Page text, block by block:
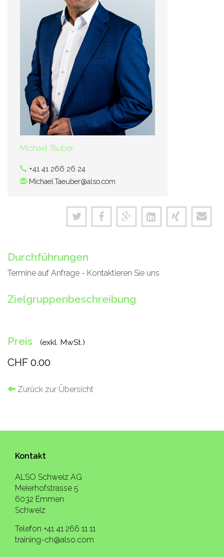
Michael Täuber
+41 41 266 26 24
Michael.Taeuber@also.com
Durchführungen
Termine auf Anfrage - Kontaktieren Sie uns
Zielgruppenbeschreibung
Preis (exkl. MwSt.)
CHF 0.00
Zurück zur Übersicht
Kontakt
ALSO Schweiz AG
Meierhofstrasse 5
6032 Emmen
Schweiz
Telefon +41 41 266 11 11
training-ch@also.com